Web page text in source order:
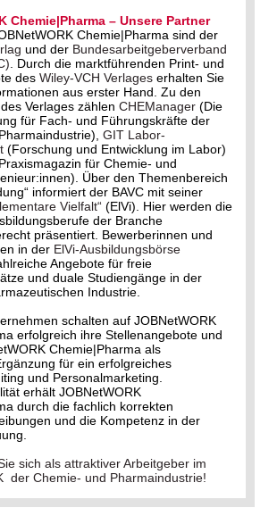
Chemie|Pharma – Unsere Partner
Chemie|Pharma sind der
und der Bundesarbeitgeberverband
. Durch die marktführenden Print- und
des Wiley-VCH Verlages erhalten Sie
aus erster Hand. Zu den
Verlages zählen CHEManager (Die
für Fach- und Führungskräfte der
GIT Labor-
(Forschung und Entwicklung im Labor)
für Chemie- und
Über den Themenbereich
informiert der BAVC mit seiner
Vielfalt“ (ElVi). Hier werden die
der Branche
präsentiert. Bewerberinnen und
in der ElVi-Ausbildungsbörse
Angebote für freie
und duale Studiengänge in der
Industrie.
schalten auf JOBNetWORK
erfolgreich ihre Stellenangebote und
Chemie|Pharma als
für ein erfolgreiches
und Personalmarketing.
erhält JOBNetWORK
durch die fachlich korrekten
und die Kompetenz in der
sich als attraktiver Arbeitgeber im
der Chemie- und Pharmaindustrie!